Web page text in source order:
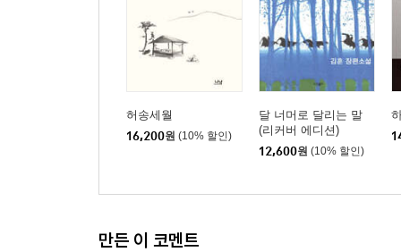
허송세월
16,200원 (10% 할인)
달 너머로 달리는 말
(리커버 에디션)
12,600원 (10% 할인)
만든 이 코멘트